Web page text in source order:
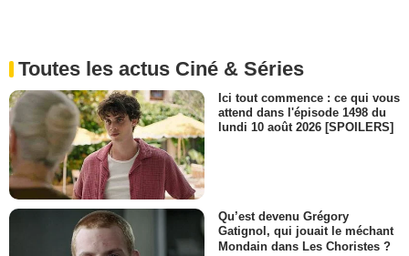
Toutes les actus Ciné & Séries
Ici tout commence : ce qui vous
attend dans l'épisode 1498 du
lundi 10 août 2026 [SPOILERS]
Qu’est devenu Grégory
Gatignol, qui jouait le méchant
Mondain dans Les Choristes ?